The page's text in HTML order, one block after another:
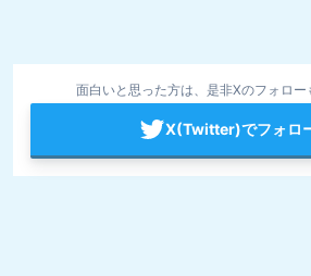
面白いと思った方は、是非Xのフォロ
X(Twitter)でフォロ